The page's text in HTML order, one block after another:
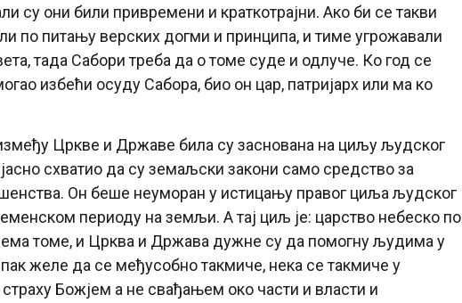
су они били привремени и краткотрајни. Ако би се такви
по питању верских догми и принципа, и тиме угрожавали
тада Сабори треба да о томе суде и одлуче. Ко год се
избећи осуду Сабора, био он цар, патријарх или ма ко
Цркве и Државе била су заснована на циљу људског
схватио да су земаљски закони само средство за
Он беше неуморан у истицању правог циља људског
периоду на земљи. А тај циљ је: царство небеско по
томе, и Црква и Држава дужне су да помогну људима у
желе да се међусобно такмиче, нека се такмиче у
Божјем а не свађањем око части и власти и